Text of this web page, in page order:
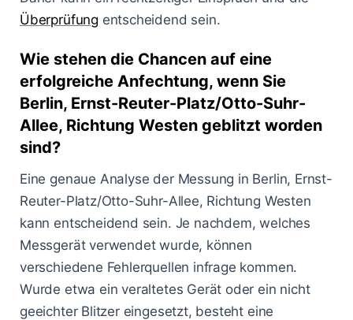
Überprüfung entscheidend sein.
Wie stehen die Chancen auf eine
erfolgreiche Anfechtung, wenn Sie
Berlin, Ernst-Reuter-Platz/Otto-Suhr-
Allee, Richtung Westen geblitzt worden
sind?
Eine genaue Analyse der Messung in Berlin, Ernst-
Reuter-Platz/Otto-Suhr-Allee, Richtung Westen
kann entscheidend sein. Je nachdem, welches
Messgerät verwendet wurde, können
verschiedene Fehlerquellen infrage kommen.
Wurde etwa ein veraltetes Gerät oder ein nicht
geeichter Blitzer eingesetzt, besteht eine